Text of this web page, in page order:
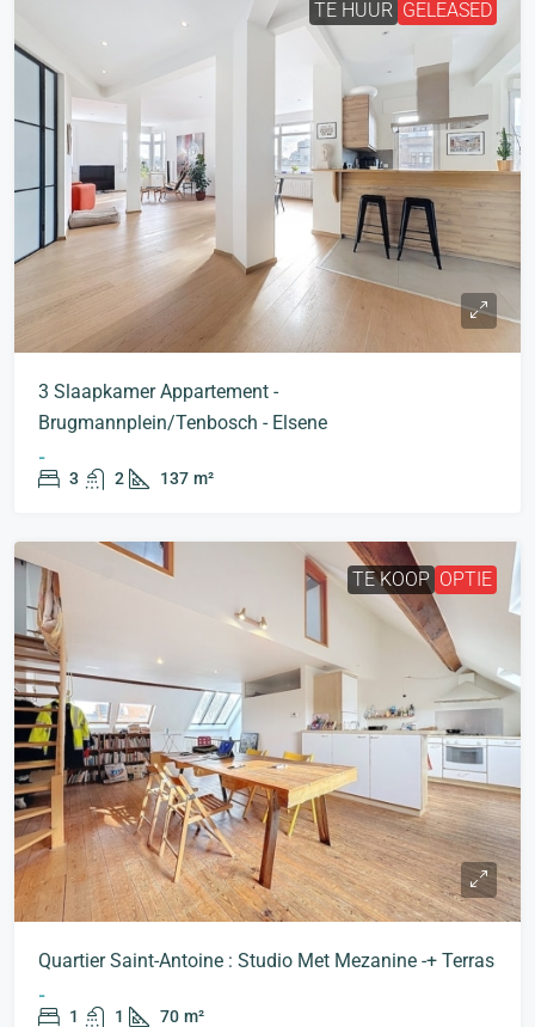
TE HUUR GELEASED
3 Slaapkamer Appartement -
Brugmannplein/Tenbosch - Elsene
-
3 2 137 m²
TE KOOP OPTIE
Quartier Saint-Antoine : Studio Met Mezanine -+ Terras
-
1 1 70 m²